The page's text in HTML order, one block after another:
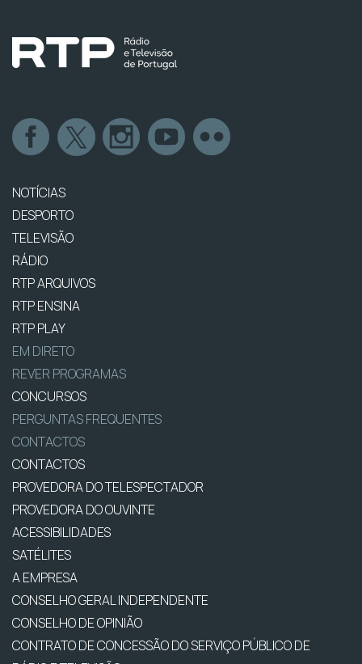
NOTÍCIAS
DESPORTO
TELEVISÃO
RÁDIO
RTP ARQUIVOS
RTP ENSINA
RTP PLAY
EM DIRETO
REVER PROGRAMAS
CONCURSOS
PERGUNTAS FREQUENTES
CONTACTOS
CONTACTOS
PROVEDORA DO TELESPECTADOR
PROVEDORA DO OUVINTE
ACESSIBILIDADES
SATÉLITES
A EMPRESA
CONSELHO GERAL INDEPENDENTE
CONSELHO DE OPINIÃO
CONTRATO DE CONCESSÃO DO SERVIÇO PÚBLICO DE